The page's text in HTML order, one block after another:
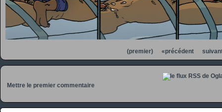
(premier) «précédent
Mettre le premier commentaire